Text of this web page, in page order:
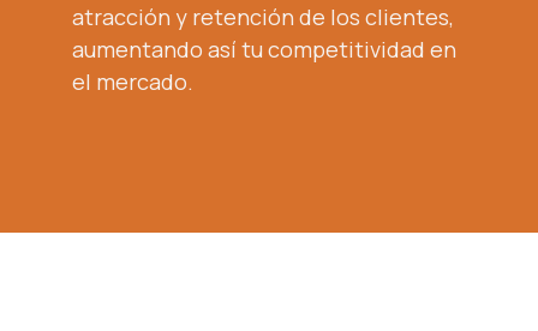
atracción y retención de los clientes,
aumentando así tu competitividad en
el mercado.